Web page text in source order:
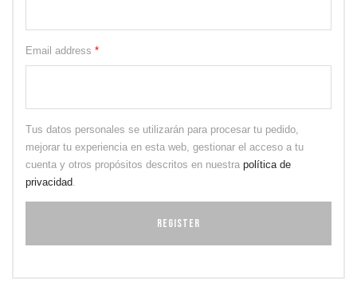
Email address *
Tus datos personales se utilizarán para procesar tu pedido,
mejorar tu experiencia en esta web, gestionar el acceso a tu
cuenta y otros propósitos descritos en nuestra política de
privacidad